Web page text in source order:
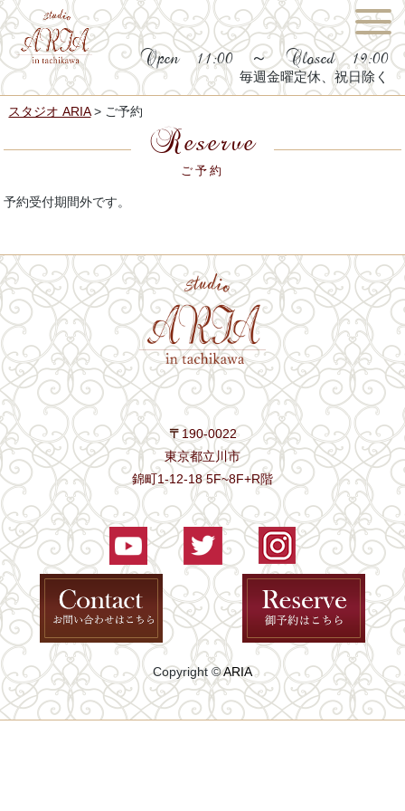
Open 11:00 ～ Closed 19:00
毎週金曜定休、祝日除く
スタジオ ARIA> ご予約
Reserve
ご予約
予約受付期間外です。
〒 190-0022
東京都立川市
錦町1-12-18 5F~8F+R階
Copyright ©ARIA